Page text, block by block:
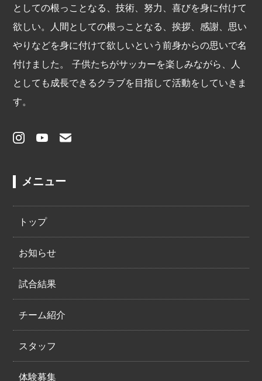
としての根っことなる、技術、努力、喜びを身に付けて
欲しい。人間としての根っことなる、挨拶、感謝、思い
やりなどを身に付けて欲しいという前身からの思いで名
付けました。 子供たちがサッカーを楽しみながら、人
としても成⾧できるクラブを目指して活動をしていきま
す。
メニュー
トップ
お知らせ
試合結果
チーム紹介
スタッフ
体験募集